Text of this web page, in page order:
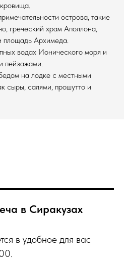
острова, такие
греческий храм Аполлона,
площадь Архимеда.
водах Ионического моря и
пейзажами.
на лодке с местными
сыры, салями, прошутто и
в Сиракузах
в удобное для вас